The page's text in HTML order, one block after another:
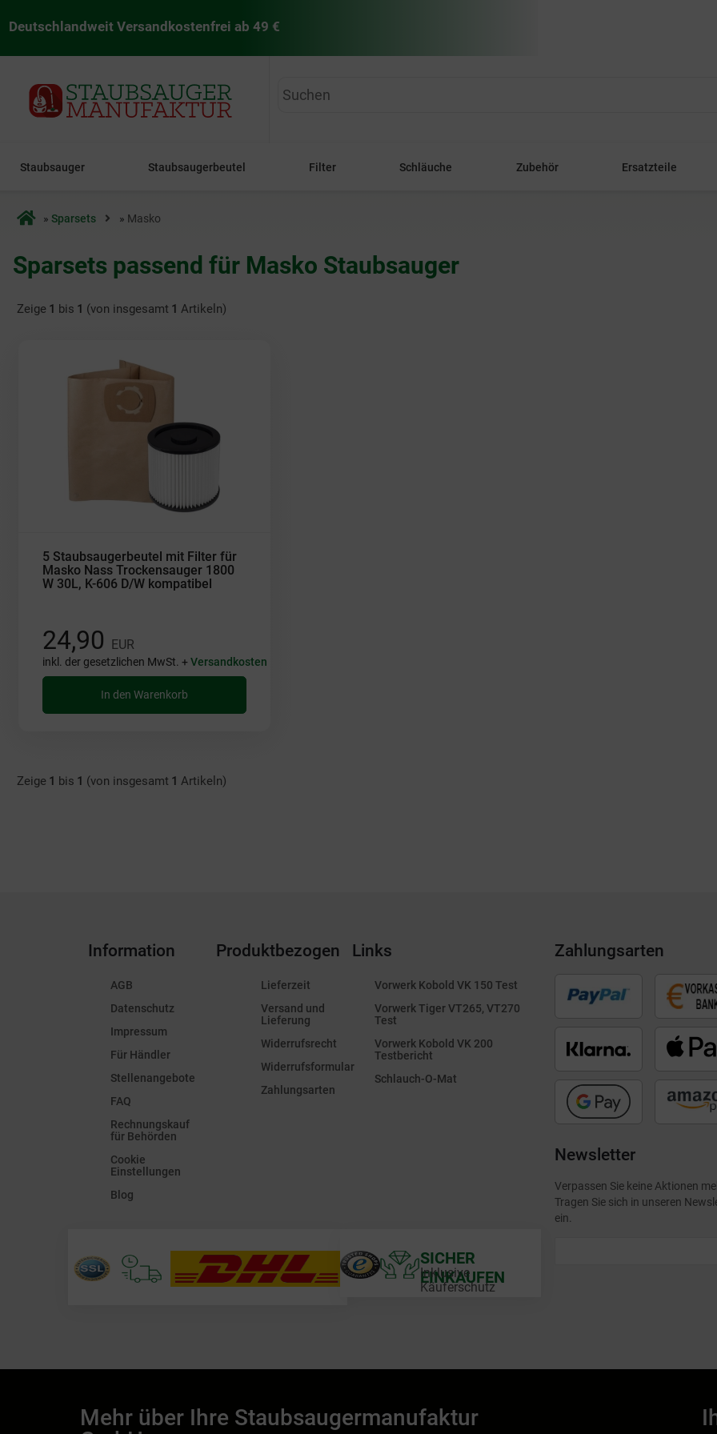
Deutschlandweit Versandkostenfrei ab 49 €
staubsaugermanufaktur
Staubsauger Staubsaugerbeutel Filter Schläuche Zubehör Ersatzteile
Startseite
» Sparsets » Masko
Sparsets passend für Masko Staubsauger
Zeige 1 bis 1 (von insgesamt 1 Artikeln)
5 Staubsaugerbeutel mit Filter für
Masko Nass Trockensauger 1800
W 30L, K-606 D/W kompatibel
24,90 EUR
inkl. der gesetzlichen MwSt. +Versandkosten
In den Warenkorb
Zeige 1 bis 1 (von insgesamt 1 Artikeln)
Information
AGB
Datenschutz
Impressum
Für Händler
Stellenangebote
FAQ
Rechnungskauf
für Behörden
Cookie
Einstellungen
Blog
Produktbezogen
Lieferzeit
Versand und
Lieferung
Widerrufsrecht
Widerrufsformular
Zahlungsarten
Links
Vorwerk Kobold VK 150 Test
Vorwerk Tiger VT265, VT270
Test
Vorwerk Kobold VK 200
Testbericht
Schlauch-O-Mat
SICHER
EINKAUFEN
Inklusive
Käuferschutz
Zahlungsarten
Newsletter
Verpassen Sie keine Aktionen
Tragen Sie sich in unseren
ein.
Mehr über Ihre Staubsaugermanufaktur